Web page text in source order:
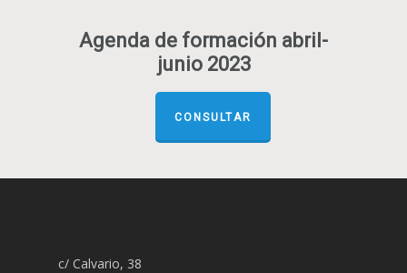
Agenda de formación abril-
junio 2023
CONSULTAR
c/ Calvario, 38